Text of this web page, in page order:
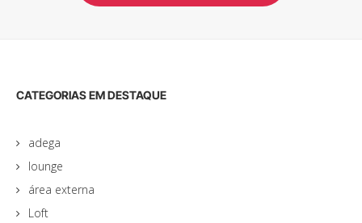
CATEGORIAS EM DESTAQUE
adega
lounge
área externa
Loft